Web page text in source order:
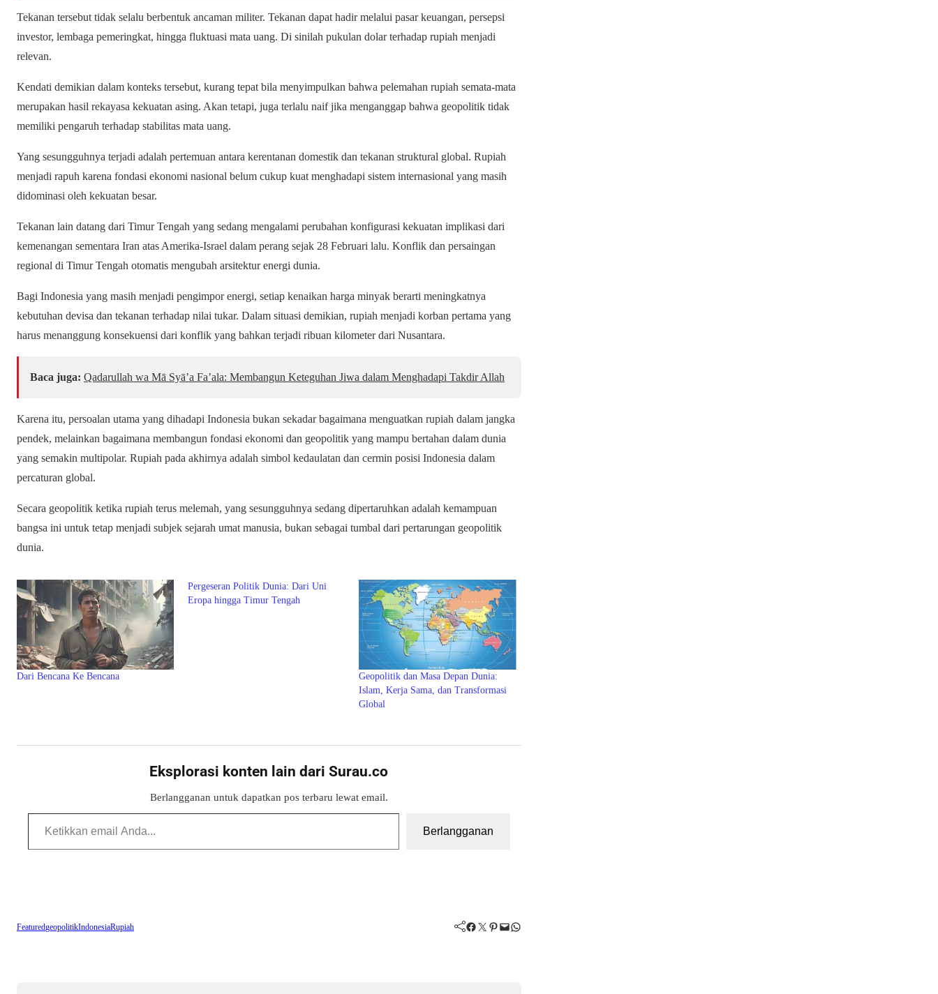
Tekanan tersebut tidak selalu berbentuk ancaman militer. Tekanan dapat hadir melalui pasar keuangan, persepsi
investor, lembaga pemeringkat, hingga fluktuasi mata uang. Di sinilah pukulan dolar terhadap rupiah menjadi
relevan.
Kendati demikian dalam konteks tersebut, kurang tepat bila menyimpulkan bahwa pelemahan rupiah semata-mata
merupakan hasil rekayasa kekuatan asing. Akan tetapi, juga terlalu naif jika menganggap bahwa geopolitik tidak
memiliki pengaruh terhadap stabilitas mata uang.
Yang sesungguhnya terjadi adalah pertemuan antara kerentanan domestik dan tekanan struktural global. Rupiah
menjadi rapuh karena fondasi ekonomi nasional belum cukup kuat menghadapi sistem internasional yang masih
didominasi oleh kekuatan besar.
Tekanan lain datang dari Timur Tengah yang sedang mengalami perubahan konfigurasi kekuatan implikasi dari
kemenangan sementara Iran atas Amerika-Israel dalam perang sejak 28 Februari lalu. Konflik dan persaingan
regional di Timur Tengah otomatis mengubah arsitektur energi dunia.
Bagi Indonesia yang masih menjadi pengimpor energi, setiap kenaikan harga minyak berarti meningkatnya
kebutuhan devisa dan tekanan terhadap nilai tukar. Dalam situasi demikian, rupiah menjadi korban pertama yang
harus menanggung konsekuensi dari konflik yang bahkan terjadi ribuan kilometer dari Nusantara.
Baca juga: Qadarullah wa Mā Syā’a Fa’ala: Membangun Keteguhan Jiwa dalam Menghadapi Takdir Allah
Karena itu, persoalan utama yang dihadapi Indonesia bukan sekadar bagaimana menguatkan rupiah dalam jangka
pendek, melainkan bagaimana membangun fondasi ekonomi dan geopolitik yang mampu bertahan dalam dunia
yang semakin multipolar. Rupiah pada akhirnya adalah simbol kedaulatan dan cermin posisi Indonesia dalam
percaturan global.
Secara geopolitik ketika rupiah terus melemah, yang sesungguhnya sedang dipertaruhkan adalah kemampuan
bangsa ini untuk tetap menjadi subjek sejarah umat manusia, bukan sebagai tumbal dari pertarungan geopolitik
dunia.
Dari Bencana Ke Bencana
Pergeseran Politik Dunia: Dari Uni
Eropa hingga Timur Tengah
Geopolitik dan Masa Depan Dunia:
Islam, Kerja Sama, dan Transformasi
Global
Eksplorasi konten lain dari Surau.co
Berlangganan untuk dapatkan pos terbaru lewat email.
Ketikkan email Anda...
Berlangganan
FeaturedgeopolitikIndonesiaRupiah Facebook Twitter Pinterest Mail WhatsApp